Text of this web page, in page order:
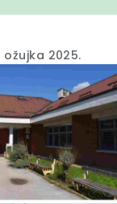
2025.